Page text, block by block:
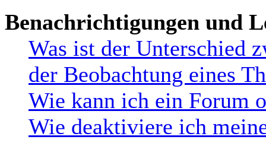
Benachrichtigungen und
Was ist der Unterschied
der Beobachtung eines
Wie kann ich ein Forum
Wie deaktiviere ich